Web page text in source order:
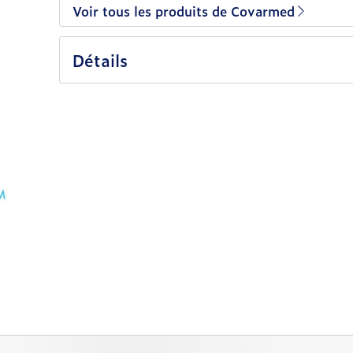
Voir tous les produits de Covarmed
Détails
en carrousel